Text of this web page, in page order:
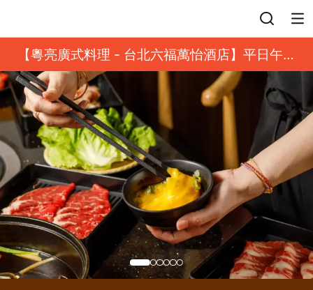
【粵亮廣式料理 - 台北六福萬怡酒店】平日午餐
8 折起｜靓港點套餐